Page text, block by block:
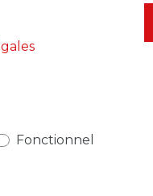
Fonctionnel